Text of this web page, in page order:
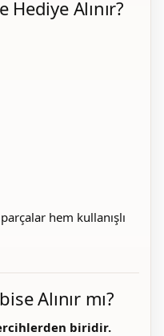
Alınır?
hem kullanışlı
Alınır mı?
biridir.